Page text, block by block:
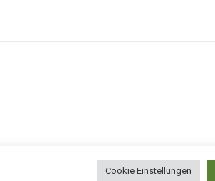
Cookie Einstellungen